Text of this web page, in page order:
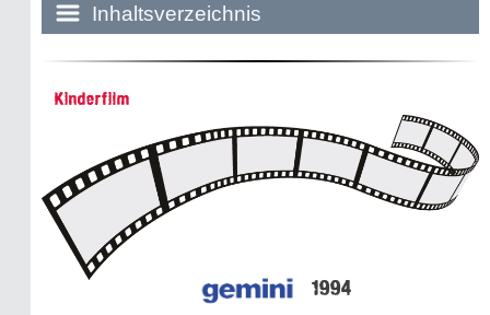
Inhaltsverzeichnis
Mythen, Märchen & Legenden (2025)
Eifelevents
Kinderfilm
1994